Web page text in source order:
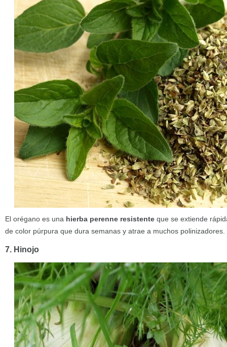
El orégano es una hierba perenne resistente que se extiende
de color púrpura que dura semanas y atrae a muchos polinizadores.
7. Hinojo